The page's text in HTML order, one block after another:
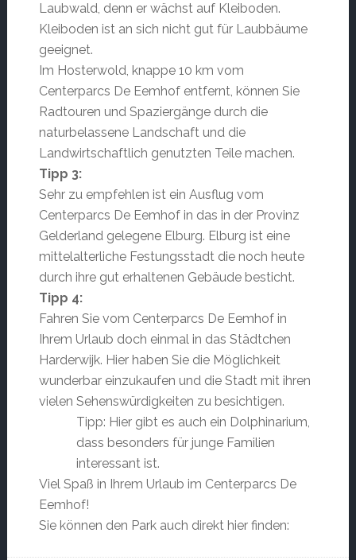
Laubwald, denn er wächst auf Kleiboden.
Kleiboden ist an sich nicht gut für Laubbäume
geeignet.
Im Hosterwold, knappe 10 km vom
Centerparcs De Eemhof entfernt, können Sie
Radtouren und Spaziergänge durch die
naturbelassene Landschaft und die
Landwirtschaftlich genutzten Teile machen.
Tipp 3:
Sehr zu empfehlen ist ein Ausflug vom
Centerparcs De Eemhof in das in der Provinz
Gelderland gelegene Elburg. Elburg ist eine
mittelalterliche Festungsstadt die noch heute
durch ihre gut erhaltenen Gebäude besticht.
Tipp 4:
Fahren Sie vom Centerparcs De Eemhof in
Ihrem Urlaub doch einmal in das Städtchen
Harderwijk. Hier haben Sie die Möglichkeit
wunderbar einzukaufen und die Stadt mit ihren
vielen Sehenswürdigkeiten zu besichtigen.
Tipp: Hier gibt es auch ein Dolphinarium,
dass besonders für junge Familien
interessant ist.
Viel Spaß in Ihrem Urlaub im Centerparcs De
Eemhof!
Sie können den Park auch direkt hier finden: